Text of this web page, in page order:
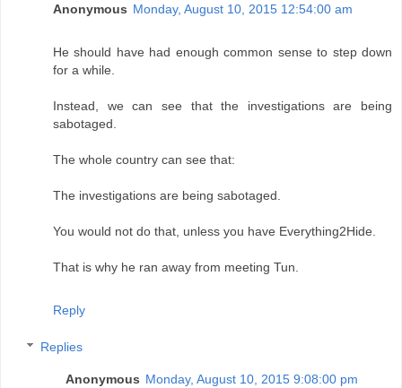
Anonymous Monday, August 10, 2015 12:54:00 am
He should have had enough common sense to step down
for a while.
Instead, we can see that the investigations are being
sabotaged.
The whole country can see that:
The investigations are being sabotaged.
You would not do that, unless you have Everything2Hide.
That is why he ran away from meeting Tun.
Reply
Replies
Anonymous Monday, August 10, 2015 9:08:00 pm